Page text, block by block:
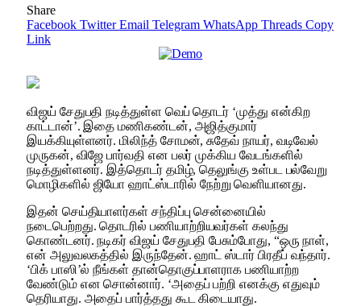
Share
Facebook Twitter Email Telegram WhatsApp Threads Copy
Link
விஜய் சேதுபதி நடித்துள்ள வெப் தொடர் ‘முத்து என்கிற
காட்டான்’. இதை மணிகண்டன், அஜித்குமார்
இயக்கியுள்ளனர். மிலிந்த் சோமன், சுதேவ் நாயர், வடிவேல்
முருகன், விஜே பார்வதி என பலர் முக்கிய வேடங்களில்
நடித்துள்ளனர். இத்தொடர் தமிழ், தெலுங்கு உள்பட பல்வேறு
மொழிகளில் ஜியோ ஹாட்ஸ்டாரில் நேற்று வெளியானது.
இதன் செய்தியாளர்கள் சந்திப்பு சென்னையில்
நடைபெற்றது. தொடரில் பணியாற்றியவர்கள் கலந்து
கொண்டனர். நடிகர் விஜய் சேதுபதி பேசும்போது, “ஒரு நாள்,
என் அலுவலகத்தில் இருந்தேன். ஹாட் ஸ்டார் பிரதீப் வந்தார்.
‘பிக் பாஸி’ல் நீங்கள் தான்தொகுப்பாளராக பணியாற்ற
வேண்டும் என சொன்னார். ‘அதைப் பற்றி எனக்கு எதுவும்
தெரியாது. அதைப் பார்த்தது கூட கிடையாது.